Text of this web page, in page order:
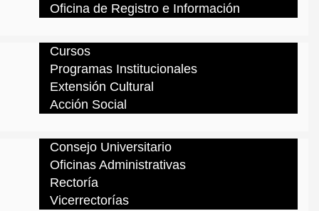
Oficina de Registro e Información
Cursos
Programas Institucionales
Extensión Cultural
Acción Social
Consejo Universitario
Oficinas Administrativas
Rectoría
Vicerrectorías